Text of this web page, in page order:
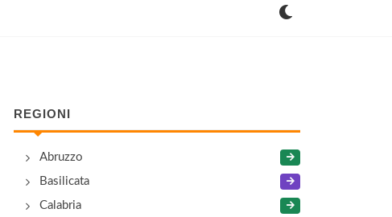
REGIONI
Abruzzo
Basilicata
Calabria